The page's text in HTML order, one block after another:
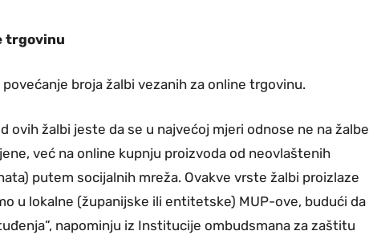
trgovinu
broja žalbi vezanih za online trgovinu.
ovih žalbi jeste da se u najvećoj mjeri odnose ne na žalbe
već na online kupnju proizvoda od neovlaštenih
putem socijalnih mreža. Ovakve vrste žalbi proizlaze
u lokalne (županijske ili entitetske) MUP-ove, budući da
napominju iz Institucije ombudsmana za zaštitu